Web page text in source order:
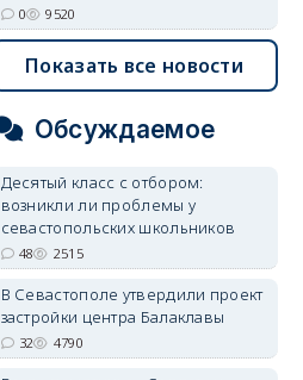
армия
0 9520
Показать все новости
Обсуждаемое
Десятый класс с отбором:
возникли ли проблемы у
севастопольских школьников
48 2515
В Севастополе утвердили проект
застройки центра Балаклавы
32 4790